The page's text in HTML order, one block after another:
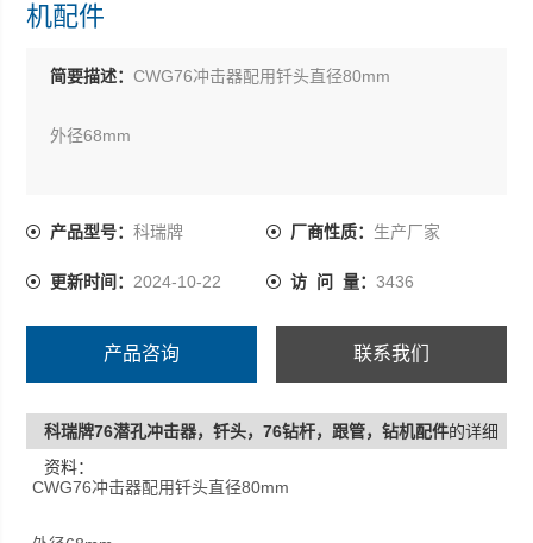
机配件
简要描述：CWG76冲击器配用钎头直径80mm
外径68mm
单次冲击能25kgm
冲击频率900-1410次/分钟
产品型号：科瑞牌 厂商性质： 生产厂家
更新时间： 2024-10-22 访 问 量： 3436
产品咨询 联系我们
科瑞牌76潜孔冲击器，钎头，76钻杆，跟管，钻机配件的详细
资料：
CWG76冲击器配用钎头直径80mm